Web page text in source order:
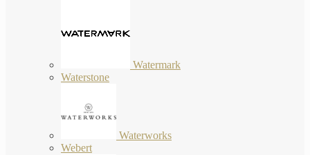
Watermark
Waterstone
Waterworks
Webert